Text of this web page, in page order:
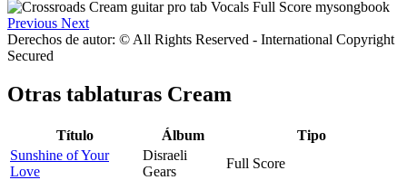
Previous Next
Derechos de autor: © All Rights Reserved - International Copyright
Secured
Otras tablaturas Cream
Título Álbum
Tipo
Sunshine of Your
Love
Disraeli
Gears
Full Score